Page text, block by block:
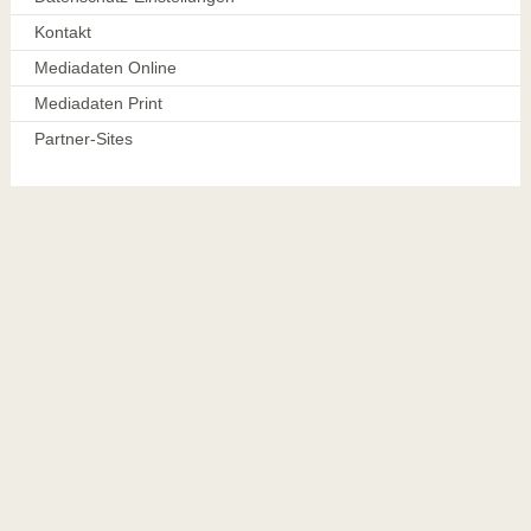
Kontakt
Mediadaten Online
Mediadaten Print
Partner-Sites